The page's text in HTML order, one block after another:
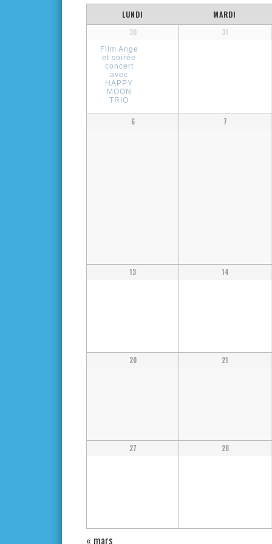
de
Évènements
Calendrier
Évènements
Évènements
LUNDI MARDI
30
Film Ange
et soirée
concert
avec
HAPPY
MOON
TRIO
31
6 7
13 14
20 21
27 28
« mars